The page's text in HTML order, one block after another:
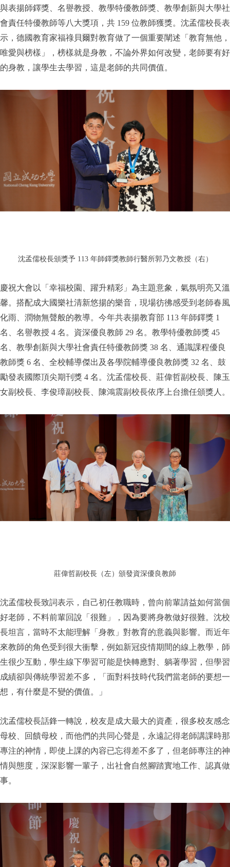
與表揚師鐸獎、名譽教授、教學特優教師獎、教學創新與大學社
會責任特優教師等八大獎項，共 159 位教師獲獎。沈孟儒校長表
示，德國教育家福祿貝爾對教育做了一個重要闡述「教育無他，
唯愛與榜樣」，榜樣就是身教，不論外界如何改變，老師要有好
的身教，讓學生去學習，這是老師的共同價值。
沈孟儒校長頒獎予 113 年師鐸獎教師行醫所郭乃文教授（右）
慶祝大會以「幸福校園、躍升精彩」為主題意象，氣氛明亮又溫
馨。搭配成大國樂社清新悠揚的樂音，現場彷彿感受到老師春風
化雨、潤物無聲般的教導。今年共表揚教育部 113 年師鐸獎 1
名、名譽教授 4 名。資深優良教師 29 名。教學特優教師獎 45
名、教學創新與大學社會責任特優教師獎 38 名、通識課程優良
教師獎 6 名、全校輔導傑出及各學院輔導優良教師獎 32 名、鼓
勵發表國際頂尖期刊獎 4 名。沈孟儒校長、莊偉哲副校長、陳玉
女副校長、李俊璋副校長、陳鴻震副校長依序上台擔任頒獎人。
莊偉哲副校長（左）頒發資深優良教師
沈孟儒校長致詞表示，自己初任教職時，曾向前輩請益如何當個
好老師，不料前輩回說「很難」，因為要將身教做好很難。沈校
長坦言，當時不太能理解「身教」對教育的意義與影響。而近年
來教師的角色受到很大衝擊，例如新冠疫情期間的線上教學，師
生很少互動，學生線下學習可能是快轉應對、躺著學習，但學習
成績卻與傳統學習差不多，「面對科技時代我們當老師的要想一
想，有什麼是不變的價值。」
沈孟儒校長話鋒一轉說，校友是成大最大的資產，很多校友感念
母校、回饋母校，而他們的共同心聲是，永遠記得老師講課時那
專注的神情，即使上課的內容已忘得差不多了，但老師專注的神
情與態度，深深影響一輩子，出社會自然腳踏實地工作、認真做
事。